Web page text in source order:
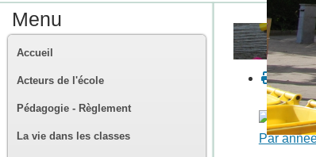
Menu
Accueil
Acteurs de l'école
Pédagogie - Règlement
La vie dans les classes Par